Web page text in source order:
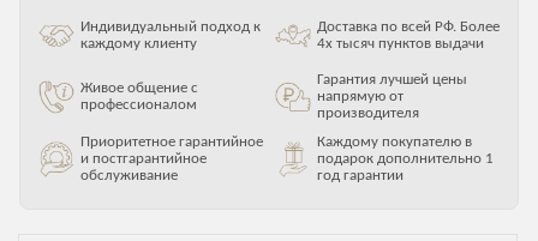
Индивидуальный подход к
каждому клиенту
Доставка по всей РФ. Более
4х тысяч пунктов выдачи
Живое общение с
профессионалом
Гарантия лучшей цены
напрямую от
производителя
Приоритетное гарантийное
и постгарантийное
обслуживание
Каждому покупателю в
подарок дополнительно 1
год гарантии